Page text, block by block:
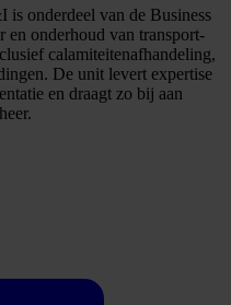
is onderdeel van de Business
en onderhoud van transport-
calamiteitenafhandeling,
De unit levert expertise
en draagt zo bij aan